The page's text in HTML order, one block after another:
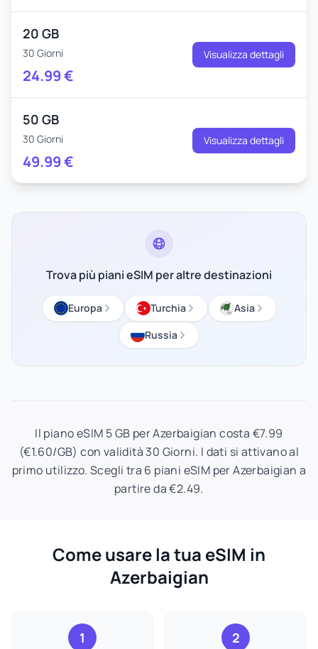
20 GB
30 Giorni
24.99€
Visualizza dettagli
50 GB
30 Giorni
49.99€
Visualizza dettagli
Trova più piani eSIM per altre destinazioni
Europa Turchia
Asia
Russia
Il piano eSIM 5 GB per Azerbaigian costa €7.99
(€1.60/GB) con validità 30 Giorni. I dati si attivano al
primo utilizzo. Scegli tra 6 piani eSIM per Azerbaigian a
partire da €2.49.
Come usare la tua eSIM in
Azerbaigian
1 2